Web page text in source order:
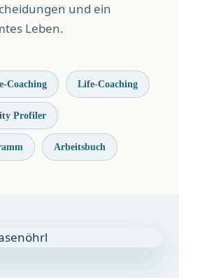
und ein
Leben.
Coaching Life-Coaching
Profiler
Arbeitsbuch